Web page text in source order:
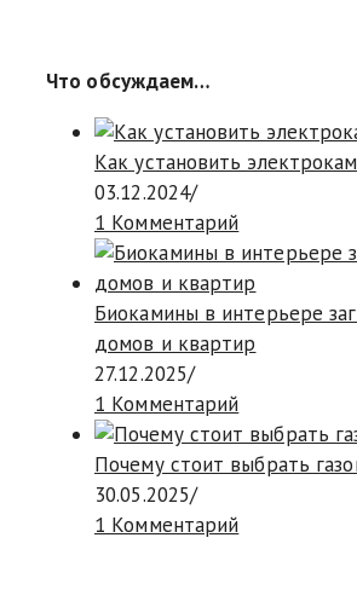
Что обсуждаем…
Как установить
03.12.2024/
1 Комментарий
Биокамины в интерьере
домов и квартир
27.12.2025/
1 Комментарий
Почему стоит выбрать
30.05.2025/
1 Комментарий